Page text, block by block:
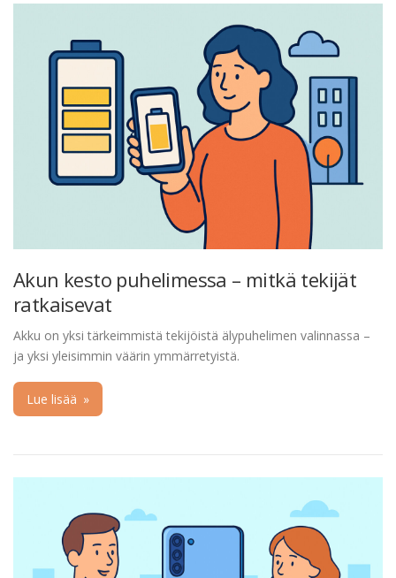
Akun kesto puhelimessa – mitkä tekijät
ratkaisevat
Akku on yksi tärkeimmistä tekijöistä älypuhelimen valinnassa –
ja yksi yleisimmin väärin ymmärretyistä.
Lue lisää »